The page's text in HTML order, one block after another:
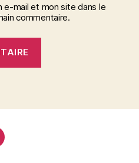
e-mail et mon site dans le
commentaire.